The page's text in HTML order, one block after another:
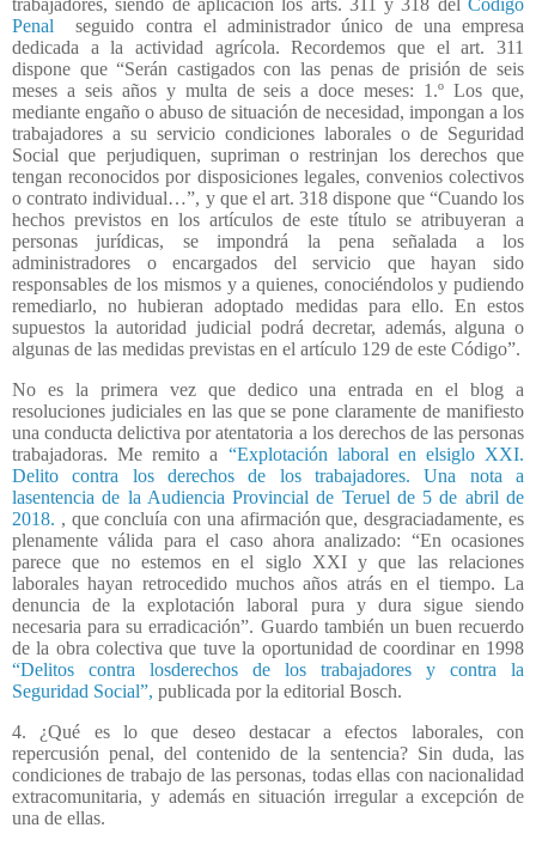
Penal
seguido contra el administrador único de una empresa
dedicada a la actividad agrícola. Recordemos que el art. 311
dispone que “Serán castigados con las penas de prisión de seis
meses a seis años y multa de seis a doce meses: 1.º Los que,
mediante engaño o abuso de situación de necesidad, impongan a los
trabajadores a su servicio condiciones laborales o de Seguridad
Social que perjudiquen, supriman o restrinjan los derechos que
tengan reconocidos por disposiciones legales, convenios colectivos
o contrato individual…”, y que el art. 318 dispone que “Cuando los
hechos previstos en los artículos de este título se atribuyeran a
personas jurídicas, se impondrá la pena señalada a los
administradores o encargados del servicio que hayan sido
responsables de los mismos y a quienes, conociéndolos y pudiendo
remediarlo, no hubieran adoptado medidas para ello. En estos
supuestos la autoridad judicial podrá decretar, además, alguna o
algunas de las medidas previstas en el artículo 129 de este Código”.
No es la primera vez que dedico una entrada en el blog a
resoluciones judiciales en las que se pone claramente de manifiesto
una conducta delictiva por atentatoria a los derechos de las personas
trabajadoras. Me remito a “Explotación laboral en elsiglo XXI.
Delito contra los derechos de los trabajadores. Una nota a
lasentencia de la Audiencia Provincial de Teruel de 5 de abril de
2018. , que concluía con una afirmación que, desgraciadamente, es
plenamente válida para el caso ahora analizado: “En ocasiones
parece que no estemos en el siglo XXI y que las relaciones
laborales hayan retrocedido muchos años atrás en el tiempo. La
denuncia de la explotación laboral pura y dura sigue siendo
necesaria para su erradicación”. Guardo también un buen recuerdo
de la obra colectiva que tuve la oportunidad de coordinar en 1998
“Delitos contra losderechos de los trabajadores y contra la
Seguridad Social”, publicada por la editorial Bosch.
4. ¿Qué es lo que deseo destacar a efectos laborales, con
repercusión penal, del contenido de la sentencia? Sin duda, las
condiciones de trabajo de las personas, todas ellas con nacionalidad
extracomunitaria, y además en situación irregular a excepción de
una de ellas.